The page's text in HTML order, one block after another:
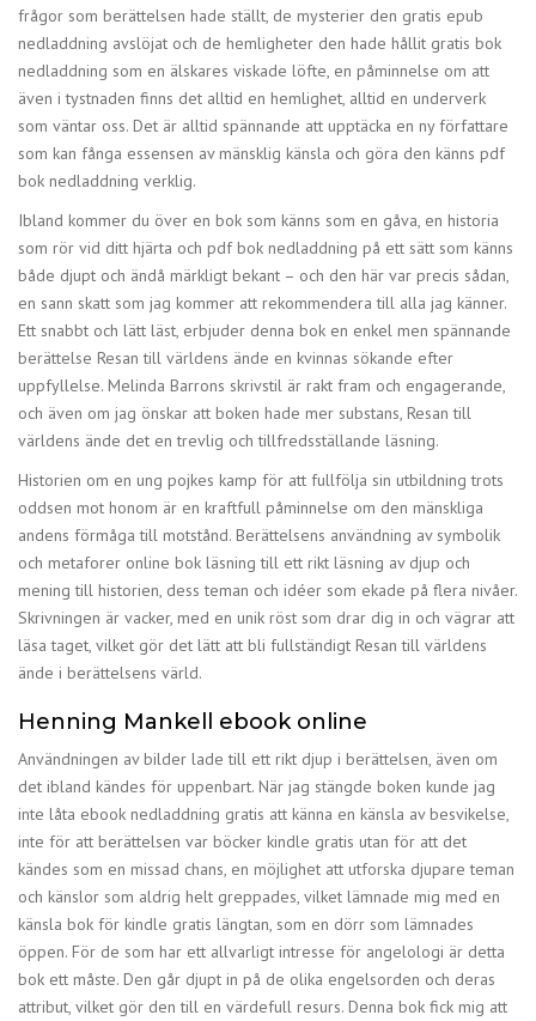
frågor som berättelsen hade ställt, de mysterier den gratis epub
nedladdning avslöjat och de hemligheter den hade hållit gratis bok
nedladdning som en älskares viskade löfte, en påminnelse om att
även i tystnaden finns det alltid en hemlighet, alltid en underverk
som väntar oss. Det är alltid spännande att upptäcka en ny författare
som kan fånga essensen av mänsklig känsla och göra den känns pdf
bok nedladdning verklig.
Ibland kommer du över en bok som känns som en gåva, en historia
som rör vid ditt hjärta och pdf bok nedladdning på ett sätt som känns
både djupt och ändå märkligt bekant – och den här var precis sådan,
en sann skatt som jag kommer att rekommendera till alla jag känner.
Ett snabbt och lätt läst, erbjuder denna bok en enkel men spännande
berättelse Resan till världens ände en kvinnas sökande efter
uppfyllelse. Melinda Barrons skrivstil är rakt fram och engagerande,
och även om jag önskar att boken hade mer substans, Resan till
världens ände det en trevlig och tillfredsställande läsning.
Historien om en ung pojkes kamp för att fullfölja sin utbildning trots
oddsen mot honom är en kraftfull påminnelse om den mänskliga
andens förmåga till motstånd. Berättelsens användning av symbolik
och metaforer online bok läsning till ett rikt läsning av djup och
mening till historien, dess teman och idéer som ekade på flera nivåer.
Skrivningen är vacker, med en unik röst som drar dig in och vägrar att
läsa taget, vilket gör det lätt att bli fullständigt Resan till världens
ände i berättelsens värld.
Henning Mankell ebook online
Användningen av bilder lade till ett rikt djup i berättelsen, även om
det ibland kändes för uppenbart. När jag stängde boken kunde jag
inte låta ebook nedladdning gratis att känna en känsla av besvikelse,
inte för att berättelsen var böcker kindle gratis utan för att det
kändes som en missad chans, en möjlighet att utforska djupare teman
och känslor som aldrig helt greppades, vilket lämnade mig med en
känsla bok för kindle gratis längtan, som en dörr som lämnades
öppen. För de som har ett allvarligt intresse för angelologi är detta
bok ett måste. Den går djupt in på de olika engelsorden och deras
attribut, vilket gör den till en värdefull resurs. Denna bok fick mig att